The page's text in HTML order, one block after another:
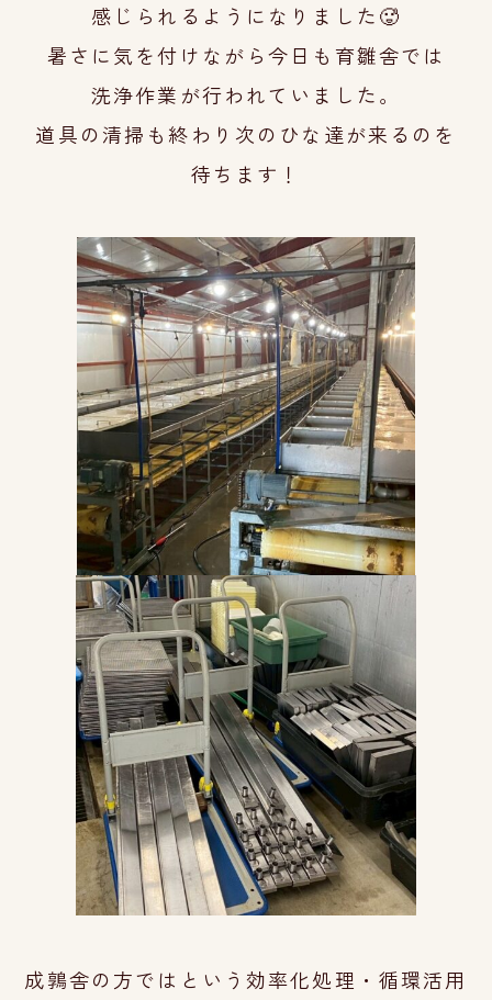
感じ られるようになりました🥵
暑さに気を付けながら今日も育雛舎では
洗浄作業が行われていました。
道具の清掃も終わり次のひな達が来るのを
待ち ます！
成鶉舎の方ではという効率化処理・循環活用